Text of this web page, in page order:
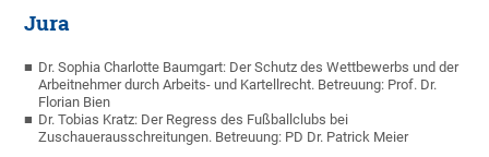
Jura
Dr. Sophia Charlotte Baumgart: Der Schutz des Wettbewerbs und der
Arbeitnehmer durch Arbeits- und Kartellrecht. Betreuung: Prof. Dr.
Florian Bien
Dr. Tobias Kratz: Der Regress des Fußballclubs bei
Zuschauerausschreitungen. Betreuung: PD Dr. Patrick Meier